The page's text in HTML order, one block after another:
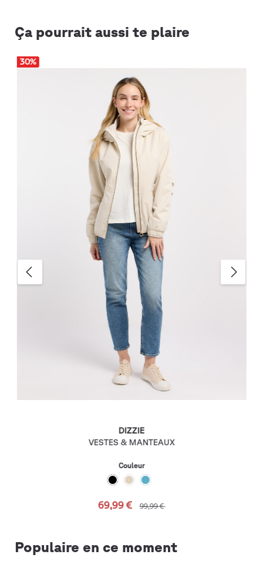
Ça pourrait aussi te plaire
30%
DIZZIE
VESTES & MANTEAUX
Couleur
69,99 € 99,99 €
Populaire en ce moment